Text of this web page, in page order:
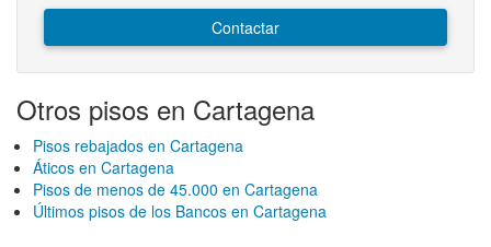
Contactar
Otros pisos en Cartagena
Pisos rebajados en Cartagena
Áticos en Cartagena
Pisos de menos de 45.000 en Cartagena
Últimos pisos de los Bancos en Cartagena